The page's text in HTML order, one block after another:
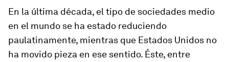
En la última década, el tipo de sociedades medio
en el mundo se ha estado reduciendo
paulatinamente, mientras que Estados Unidos no
ha movido pieza en ese sentido. Éste, entre